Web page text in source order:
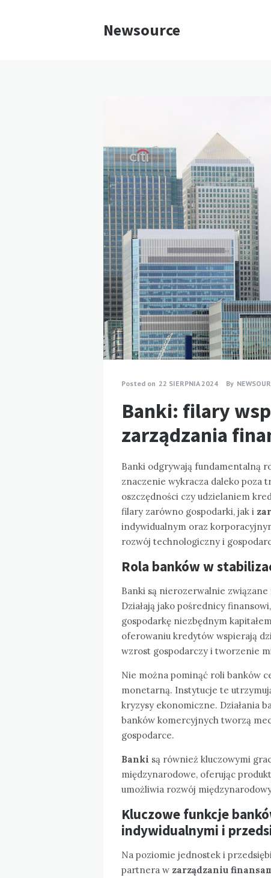
Newsource
Posted on 22 SIERPNIA 2024 By
Banki: filary
zarządzania
Banki odgrywają fundamentalną
znaczenie wykracza daleko poza
oszczędności czy udzielaniem
filary zarówno gospodarki, jak i
indywidualnym oraz
rozwój technologiczny i
Rola banków w
Banki są nierozerwalnie
Działają jako pośrednicy
gospodarkę niezbędnym
oferowaniu kredytów wspierają
wzrost gospodarczy i tworzenie
Nie można pominąć roli banków
monetarną. Instytucje te
kryzysy ekonomiczne. Działania
banków komercyjnych tworzą
gospodarce.
Banki są również kluczowymi
międzynarodowe, oferując
umożliwia rozwój
Kluczowe funkcje
indywidualnymi i
Na poziomie jednostek i
partnera w zarządzaniu